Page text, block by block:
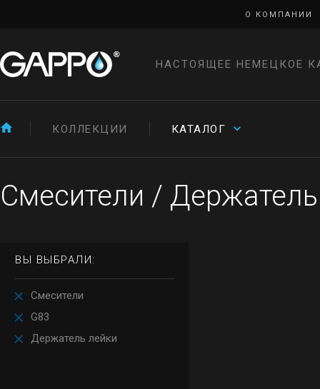
О КОМПАНИИ
НАСТОЯЩЕЕ НЕМЕЦКОЕ
КОЛЛЕКЦИИ КАТАЛОГ
Смесители /
ВЫ ВЫБРАЛИ:
Смесители
G83
Держатель лейки